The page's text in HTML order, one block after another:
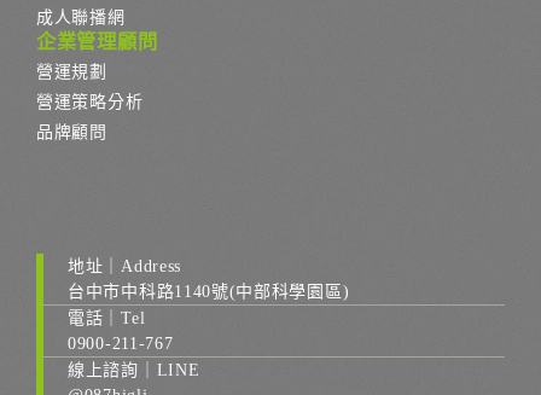
成人聯播網
企業管理顧問
營運規劃
營運策略分析
品牌顧問
地址｜Address
台中市中科路1140號(中部科學園區)
電話｜Tel
0900-211-767
線上諮詢｜LINE